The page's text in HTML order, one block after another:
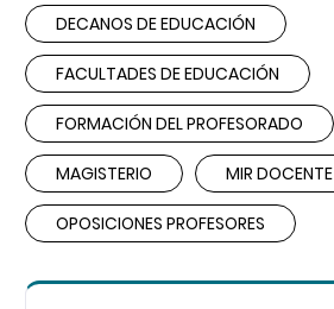
DECANOS DE EDUCACIÓN
FACULTADES DE EDUCACIÓN
FORMACIÓN DEL PROFESORADO
MAGISTERIO MIR DOCENTE
OPOSICIONES PROFESORES